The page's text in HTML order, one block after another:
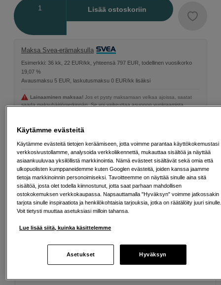
Lisää ostoskoriin
Maksa Svea-erämaksulla
Esimerkki: 36 kk, 22 EUR/kk, yhteensä 797 EUR, todellinen vuosikorko
19,07 %
Avausmaksu 5 EUR, laskutusmaksu 0 EUR/kk lisäksi
Lainaaminen maksaa! Jos et pysty maksamaan velkaa ajoissa, saatat
saada maksuhäiriömerkinnän. Se voi vaikeuttaa asunnon vuokraamista,
välilehteen)
Ilmainen toimitus yli 200 EUR ostoksille
Osta nyt ja maksa myöhemmin
Henkilökohtaista palvelua
Käytämme evästeitä
Käytämme evästeitä tietojen keräämiseen, jotta voimme parantaa käyttökokemustasi
verkkosivustollamme, analysoida verkkoliikennettä, mukauttaa sisältöä ja näyttää
asiaankuuluvaa yksilöllistä markkinointia. Nämä evästeet sisältävät sekä omia että
ulkopuolisten kumppaneidemme kuten Googlen evästeitä, joiden kanssa jaamme
tietoja markkinoinnin personoimiseksi. Tavoitteemme on näyttää sinulle aina sitä
sisältöä, josta olet todella kiinnostunut, jotta saat parhaan mahdollisen
ostokokemuksen verkkokaupassa. Napsauttamalla "Hyväksyn" voimme jatkossakin
tarjota sinulle inspiraatiota ja henkilökohtaisia tarjouksia, jotka on räätälöity juuri
Voit tietysti muuttaa asetuksiasi milloin tahansa.
Lue lisää siitä, kuinka käsittelemme
Asetukset Hyväksyn